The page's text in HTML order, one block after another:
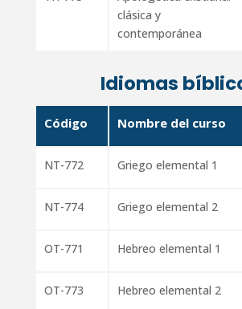
clásica y
contemporánea
Idiomas
Código Nombre del curso
NT-772 Griego elemental 1
NT-774 Griego elemental 2
OT-771 Hebreo elemental 1
OT-773 Hebreo elemental 2